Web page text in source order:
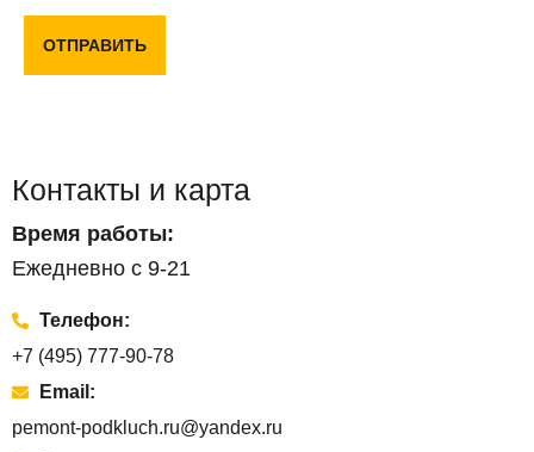
ОТПРАВИТЬ
Контакты и карта
Время работы:
Ежедневно с 9-21
Телефон:
+7 (495) 777-90-78
Email:
pemont-podkluch.ru@yandex.ru